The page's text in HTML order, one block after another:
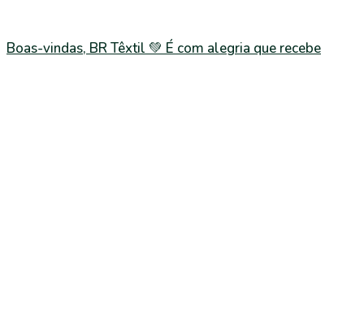
Boas-vindas, BR Têxtil 💚 É com alegria que recebe